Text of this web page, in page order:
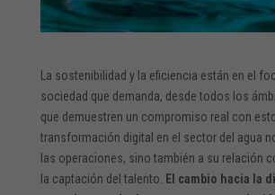
La sostenibilidad y la eficiencia están en el
sociedad que demanda, desde todos los
que demuestren un compromiso real con
transformación digital en el sector del agua
las operaciones, sino también a su relación
la captación del talento.
El cambio hacia la